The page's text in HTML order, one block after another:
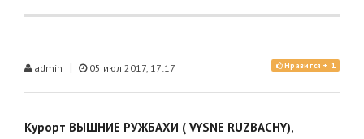
admin | 05 июл 2017, 17:17 Нравится + 1
Курорт ВЫШНИЕ РУЖБАХИ ( VYSNE RUZBACHY),